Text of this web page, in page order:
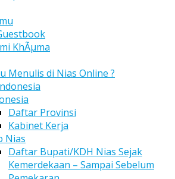
KhÃµma
Menulis di Nias Online ?
Daftar Provinsi
Kabinet Kerja
Nias
Daftar Bupati/KDH Nias Sejak
Kemerdekaan – Sampai Sebelum